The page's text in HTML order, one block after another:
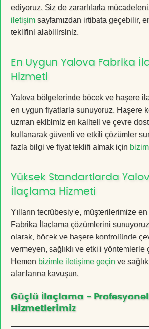
ediyoruz. Siz de zararlılarla
iletişim sayfamızdan irtibata geçebilir,
teklifini alabilirsiniz.
En Uygun Yalova Fabrika
Hizmeti
Yalova bölgelerinde böcek ve haşere
en uygun fiyatlarla sunuyoruz. Haşere
uzman ekibimiz en kaliteli ve çevre
kullanarak güvenli ve etkili çözümler
fazla bilgi ve fiyat teklifi almak için
Yüksek Standartlarda
İlaçlama Hizmeti
Yılların tecrübesiyle, müşterilerimize
Fabrika İlaçlama çözümlerini
olarak, böcek ve haşere kontrolünde
vermeyen, sağlıklı ve etkili yöntemlerle
Hemen bizimle iletişime geçin ve
alanlarına kavuşun.
Güçlü İlaçlama - Profesyonel
Hizmetlerimiz